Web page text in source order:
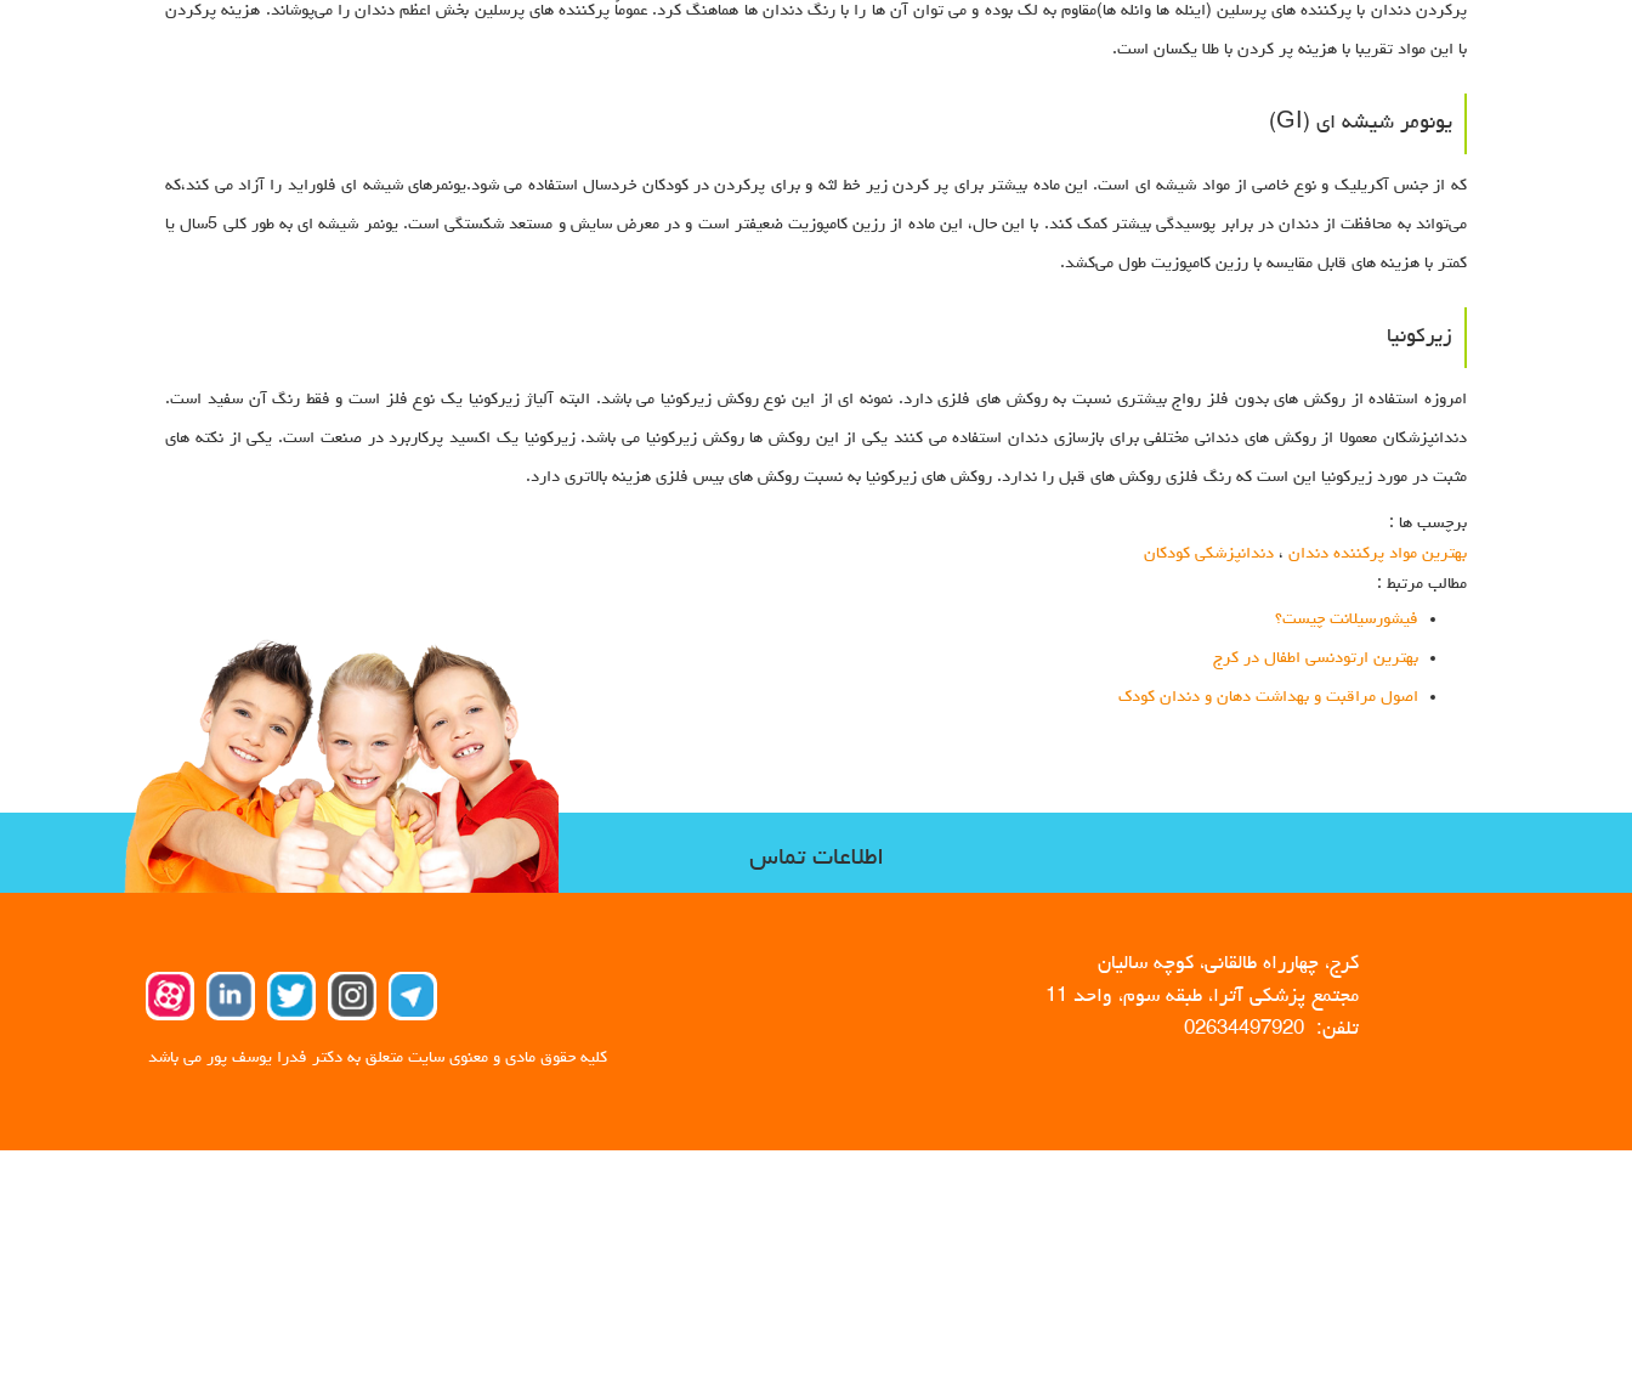
پرکردن دندان با پرکننده های پرسلین (اینله ها وانله ها)مقاوم به لک بوده و می توان آن ها را با رنگ دندان ها هماهنگ کرد. عموماٌ پرکننده های پرسلین بخش اعظم دندان را می‌پوشاند. هزینه پرکردن
با این مواد تقریبا با هزینه پر کردن با طلا یکسان است.
یونومر شیشه ای (GI)
که از جنس آکریلیک و نوع خاصی از مواد شیشه ای است. این ماده بیشتر برای پر کردن زیر خط لثه و برای پرکردن در کودکان خردسال استفاده می شود.یونمرهای شیشه ای فلوراید را آزاد می کند،که
می‌تواند به محافظت از دندان در برابر پوسیدگی بیشتر کمک کند. با این حال، این ماده از رزین کامپوزیت ضعیفتر است و در معرض سایش و مستعد شکستگی است. یونمر شیشه ای به طور کلی 5سال یا
کمتر با هزینه های قابل مقایسه با رزین کامپوزیت طول می‌کشد.
زیرکونیا
امروزه استفاده از روکش های بدون فلز رواج بیشتری نسبت به روکش های فلزی دارد. نمونه ای از این نوع روکش زیرکونیا می باشد. البته آلیاژ زیرکونیا یک نوع فلز است و فقط رنگ آن سفید است.
دندانپزشکان معمولا از روکش های دندانی مختلفی برای بازسازی دندان استفاده می کنند یکی از این روکش ها روکش زیرکونیا می باشد. زیرکونیا یک اکسید پرکاربرد در صنعت است. یکی از نکته های
مثبت در مورد زیرکونیا این است که رنگ فلزی روکش های قبل را ندارد. روکش های زیرکونیا به نسبت روکش های بیس فلزی هزینه بالاتری دارد.
برچسب ها :
بهترین مواد پرکننده دندان ،دندانپزشکی کودکان
مطالب مرتبط :
فیشورسیلانت چیست؟
بهترین ارتودنسی اطفال در کرج
اصول مراقبت و بهداشت دهان و دندان کودک
اطلاعات تماس
کرج، چهارراه طالقانی، کوچه سالیان
مجتمع پزشکی آترا، طبقه سوم، واحد 11
تلفن: 02634497920
کلیه حقوق مادی و معنوی سایت متعلق به دکتر فدرا یوسف پور می باشد